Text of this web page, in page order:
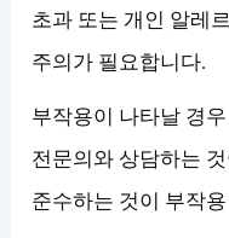
초과 또는 개인 알레
주의가 필요합니다.
부작용이 나타날 경
전문의와 상담하는
준수하는 것이 부작